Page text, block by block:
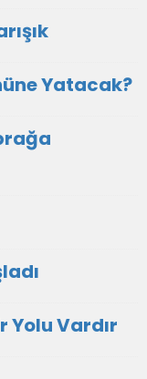
Yatacak?
Yolu Vardır